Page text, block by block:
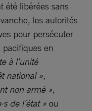
été libérées sans
les autorités
pour persécuter
pacifiques en
à l’unité
national »,
non armé »,
de l’état » ou